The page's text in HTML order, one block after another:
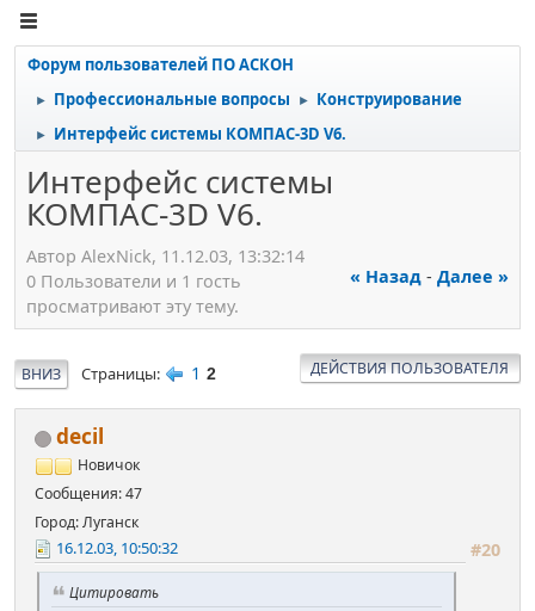
Форум пользователей ПО АСКОН
► Профессиональные вопросы ► Конструирование
► Интерфейс системы КОМПАС-3D V6.
Интерфейс системы
КОМПАС-3D V6.
Автор AlexNick, 11.12.03, 13:32:14
« Назад - Далее »
0 Пользователи и 1 гость
просматривают эту тему.
ВНИЗ Страницы 1 2 ДЕЙСТВИЯ ПОЛЬЗОВАТЕЛЯ
decil
Новичок
Сообщения: 47
Город: Луганск
#20
16.12.03, 10:50:32
Цитировать